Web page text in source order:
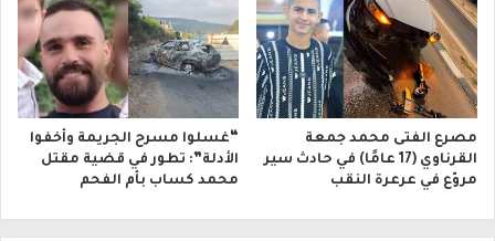
مصرع الفتى محمد جمعة
القرناوي (17 عامًا) في حادث سير
مروّع في عرعرة النقب
“غسلوا مسرح الجريمة وأخفوا
الأدلة”: تطور في قضية مقتل
محمد كساب بأم الفحم